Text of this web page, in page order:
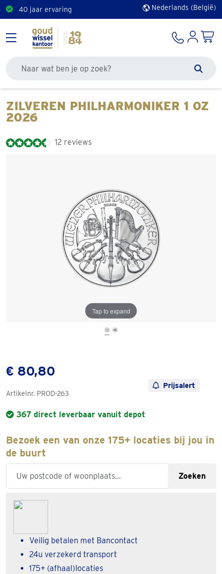
40 jaar ervaring Nederlands (België)
ZILVEREN PHILHARMONIKER 1 OZ
2026
12 reviews
Tap to expand
Prijsalert
€ 80,80
Artikelnr. PROD-263
367 direct leverbaar vanuit depot
Bezoek een van onze 175+ locaties bij jou in
de buurt
Zoeken
Veilig betalen met Bancontact
24u verzekerd transport
175+ (afhaal)locaties